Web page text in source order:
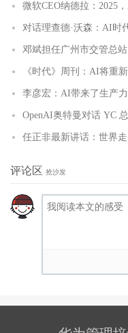
微软CEO纳德拉：2025
对话理查德·沃森：AI时
邓斌担任广州市交管总
《时代》周刊：AI将重
李彦宏：AI带来了生产
OpenAI奥特曼对话 YC
任正非最新讲话：世界
评论区 抢沙发